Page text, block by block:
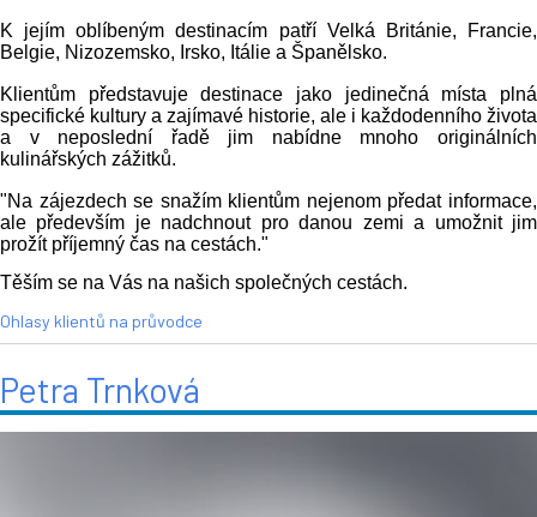
K jejím oblíbeným destinacím patří Velká Británie, Francie,
Belgie, Nizozemsko, Irsko, Itálie a Španělsko.
Klientům představuje destinace jako jedinečná místa plná
specifické kultury a zajímavé historie, ale i každodenního života
a v neposlední řadě jim nabídne mnoho originálních
kulinářských zážitků.
"Na zájezdech se snažím klientům nejenom předat informace,
ale především je nadchnout pro danou zemi a umožnit jim
prožít příjemný čas na cestách."
Těším se na Vás na našich společných cestách.
Ohlasy klientů na průvodce
Petra Trnková